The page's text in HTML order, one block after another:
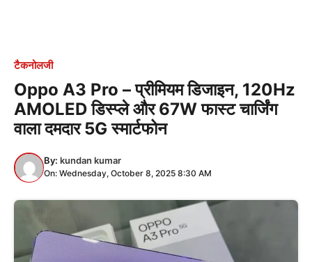
टैकनोलजी
Oppo A3 Pro – प्रीमियम डिजाइन, 120Hz
AMOLED डिस्प्ले और 67W फास्ट चार्जिंग
वाला दमदार 5G स्मार्टफोन
By: kundan kumar
On: Wednesday, October 8, 2025 8:30 AM